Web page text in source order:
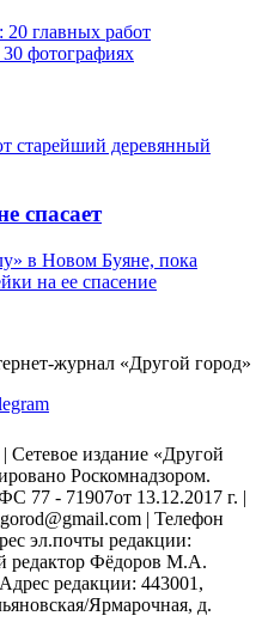
главных работ
фотографиях
старейший деревянный
спасает
в Новом Буяне, пока
на ее спасение
журнал «Другой город»
издание «Другой
Роскомнадзором.
77 - 71907от 13.12.2017 г. |
| Телефон
эл.почты редакции:
редактор Фёдоров М.А.
редакции: 443001,
Ярмарочная, д.